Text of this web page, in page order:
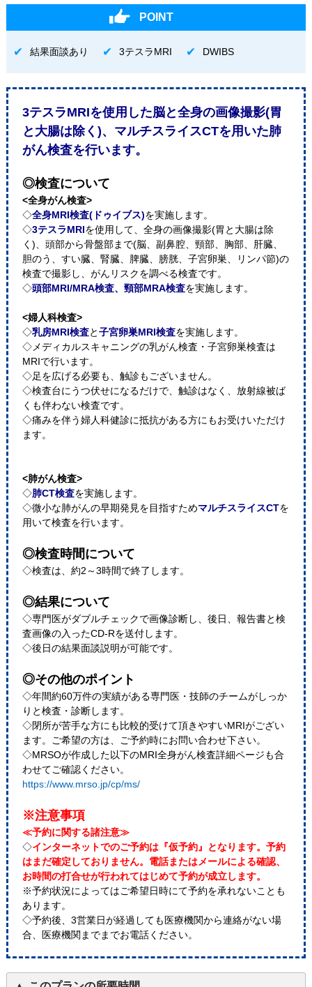
POINT
結果面談あり 3テスラMRI DWIBS
3テスラMRIを使用した脳と全身の画像撮影(胃
と大腸は除く)、マルチスライスCTを用いた肺
がん検査を行います。
◎検査について
<全身がん検査>
◇全身MRI検査(ドゥイブス)を実施します。
◇3テスラMRIを使用して、全身の画像撮影(胃と大腸は除
く)、頭部から骨盤部まで(脳、副鼻腔、頸部、胸部、肝臓、
胆のう、すい臓、腎臓、脾臓、膀胱、子宮卵巣、リンパ節)の
検査で撮影し、がんリスクを調べる検査です。
◇頭部MRI/MRA検査、頸部MRA検査を実施します。
<婦人科検査>
◇乳房MRI検査と子宮卵巣MRI検査を実施します。
◇メディカルスキャニングの乳がん検査・子宮卵巣検査は
MRIで行います。
◇足を広げる必要も、触診もございません。
◇検査台にうつ伏せになるだけで、触診はなく、放射線被ば
くも伴わない検査です。
◇痛みを伴う婦人科健診に抵抗がある方にもお受けいただけ
ます。
<肺がん検査>
◇肺CT検査を実施します。
◇微小な肺がんの早期発見を目指すためマルチスライスCTを
用いて検査を行います。
◎検査時間について
◇検査は、約2～3時間で終了します。
◎結果について
◇専門医がダブルチェックで画像診断し、後日、報告書と検
査画像の入ったCD-Rを送付します。
◇後日の結果面談説明が可能です。
◎その他のポイント
◇年間約60万件の実績がある専門医・技師のチームがしっか
りと検査・診断します。
◇閉所が苦手な方にも比較的受けて頂きやすいMRIがござい
ます。ご希望の方は、ご予約時にお問い合わせ下さい。
◇MRSOが作成した以下のMRI全身がん検査詳細ページも合
わせてご確認ください。
https://www.mrso.jp/cp/ms/
※注意事項
≪予約に関する諸注意≫
◇インターネットでのご予約は『仮予約』となります。予約
はまだ確定しておりません。電話またはメールによる確認、
お時間の打合せが行われてはじめて予約が成立します。
※予約状況によってはご希望日時にて予約を承れないことも
あります。
◇予約後、3営業日が経過しても医療機関から連絡がない場
合、医療機関までまでお電話ください。